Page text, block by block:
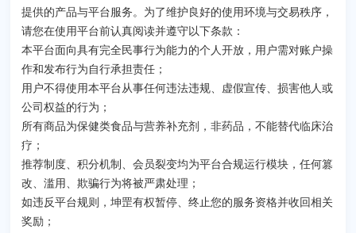
提供的产品与平台服务。为了维护良好的使用环境与交易秩序，
请您在使用平台前认真阅读并遵守以下条款：
本平台面向具有完全民事行为能力的个人开放，用户需对账户操
作和发布行为自行承担责任；
用户不得使用本平台从事任何违法违规、虚假宣传、损害他人或
公司权益的行为；
所有商品为保健类食品与营养补充剂，非药品，不能替代临床治
疗；
推荐制度、积分机制、会员裂变均为平台合规运行模块，任何篡
改、滥用、欺骗行为将被严肃处理；
如违反平台规则，坤罡有权暂停、终止您的服务资格并收回相关
奖励；